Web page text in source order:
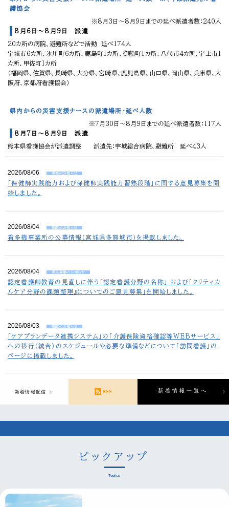
護協会
※8月3日～8月9日までの延べ派遣者数：240人
8月6日～8月9日 派遣
20カ所の病院、避難所などで活動 延べ174人
宇城市6カ所、氷川町6カ所、鹿島町1カ所、御船町1カ所、八代市4カ所、宇土市1
カ所、甲佐町1カ所
（福岡県、佐賀県、長崎県、大分県、宮崎県、鹿児島県、山口県、岡山県、兵庫県、大
阪府、京都府看護協会）
県内からの災害支援ナースの派遣場所・延べ人数
※7月30日～8月9日までの延べ派遣者数：117人
8月7日～8月9日 派遣
熊本県看護協会が派遣調整 派遣先：宇城総合病院、避難所 延べ43人
2026/08/06 募集のお知らせ
「保健師実践能力および保健師実践能力習熟段階」に関する意見募集を開
始しました。
2026/08/04 掲載のお知らせ
看多機事業所の公募情報（宮城県多賀城市）を掲載しました。
2026/08/04 意見募集のお知らせ
認定看護師教育の見直しに伴う「認定看護分野の名称」 および「クリティカ
ルケア分野の課題整理』についてのご意見募集」を開始しました。
2026/08/03 掲載のお知らせ
「ケアプランデータ連携システム」の「介護保険資格確認等WEBサービス」
への移行（統合）のスケジュールや必要な準備などについて「訪問看護」の
ページに掲載しました。
新着情報配信 RSS 新着情報一覧へ
ピックアップ
Topics